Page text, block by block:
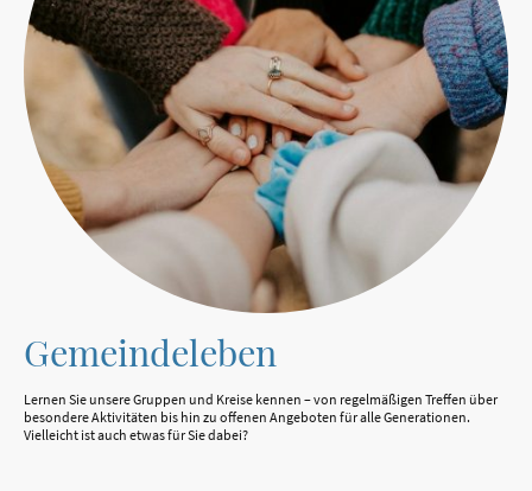
Gemeindeleben
Lernen Sie unsere Gruppen und Kreise kennen – von regelmäßigen Treffen über
besondere Aktivitäten bis hin zu offenen Angeboten für alle Generationen.
Vielleicht ist auch etwas für Sie dabei?